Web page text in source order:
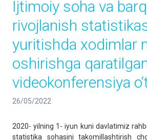
Ijtimoiy soha va
rivojlanish
yuritishda xodimlar
oshirishga
videokonferensiya
26/05/2022
2020- yilning 1- iyun kuni davlatimiz
statistika sohasini takomillashtirish